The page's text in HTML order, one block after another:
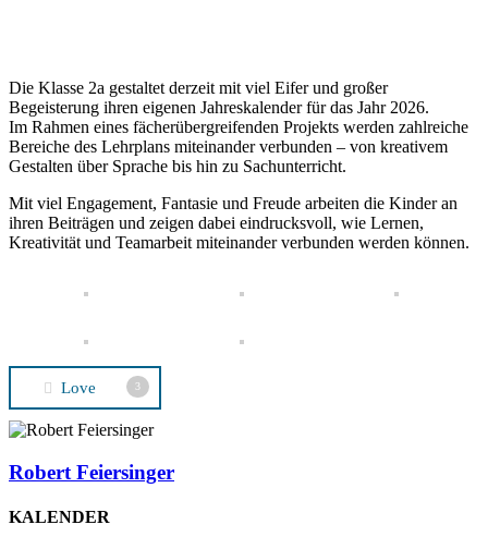
Die Klasse 2a gestaltet derzeit mit viel Eifer und großer
Begeisterung ihren eigenen Jahreskalender für das Jahr 2026.
Im Rahmen eines fächerübergreifenden Projekts werden zahlreiche
Bereiche des Lehrplans miteinander verbunden – von kreativem
Gestalten über Sprache bis hin zu Sachunterricht.
Mit viel Engagement, Fantasie und Freude arbeiten die Kinder an
ihren Beiträgen und zeigen dabei eindrucksvoll, wie Lernen,
Kreativität und Teamarbeit miteinander verbunden werden können.
Love 3
Robert Feiersinger
KALENDER